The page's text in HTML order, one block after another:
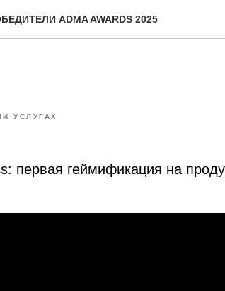
ADMA AWARDS 2025
УСЛУГАХ
первая геймификация на